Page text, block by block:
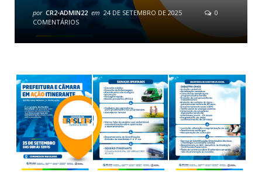
por CR2-ADMIN22 em 24 DE SETEMBRO DE 2025
0
COMENTÁRIOS